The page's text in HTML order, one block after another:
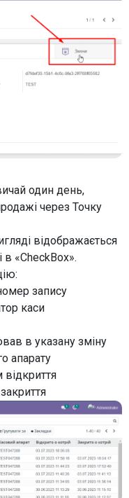
один день,
через Точку
відображається
в «CheckBox».
запису
каси
в указану зміну
апарату
відкриття